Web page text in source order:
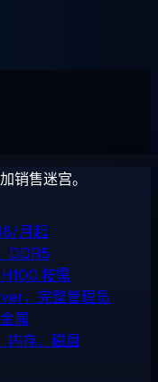
销售迷宫。
月起
DDR5
按需
，完整管理员
属
内存、磁盘